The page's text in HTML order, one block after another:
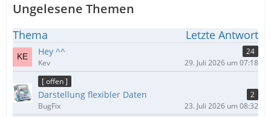
Ungelesene Themen
Thema Letzte Antwort
Hey ^^
24
Kev
29. Juli 2026 um 07:18
[ offen ]
Darstellung flexibler Daten
2
BugFix
23. Juli 2026 um 08:32